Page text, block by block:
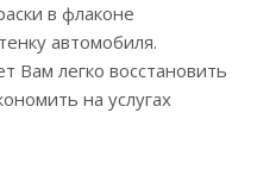
в флаконе
автомобиля.
Вам легко восстановить
на услугах